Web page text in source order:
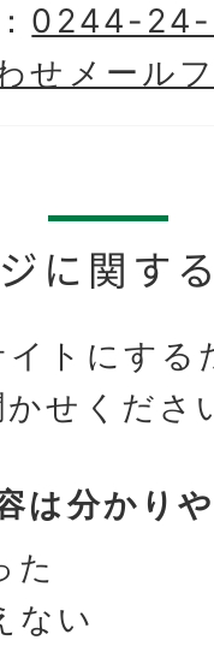
0244-
せメール
に関す
トにする
せくださ
は分かり
た
ない